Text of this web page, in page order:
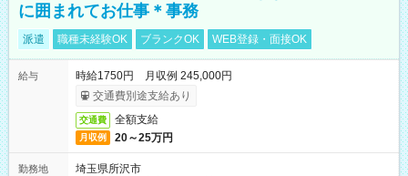
に囲まれてお仕事＊事務
派遣 職種未経験OK ブランクOK WEB登録・面接OK
給与
時給1750円 月収例 245,000円
交通費別途支給あり
交通費 全額支給
月収例 20～25万円
勤務地
埼玉県所沢市